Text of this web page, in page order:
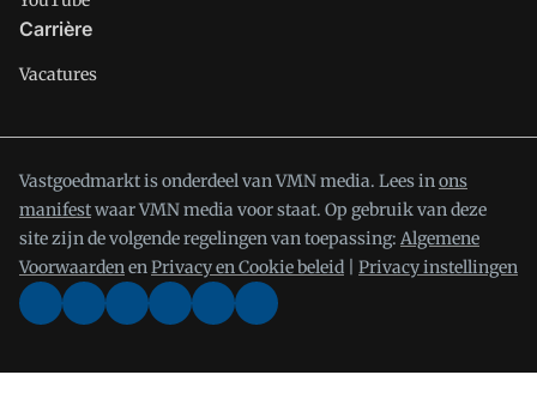
Carrière
Vacatures
Vastgoedmarkt is onderdeel van VMN media. Lees inons
manifestwaar VMN media voor staat. Op gebruik van deze
site zijn de volgende regelingen van toepassing: Algemene
VoorwaardenenPrivacy en Cookie beleid Privacy instellingen